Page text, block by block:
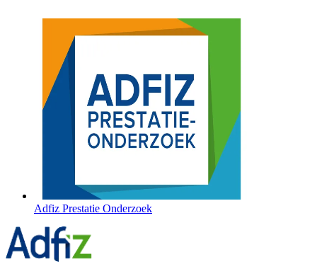
Adfiz Prestatie Onderzoek